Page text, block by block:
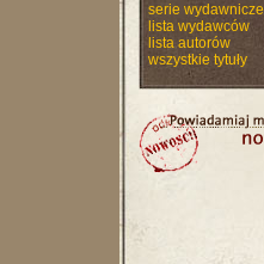
serie wydawnicze
lista wydawców
lista autorów
wszystkie tytuły